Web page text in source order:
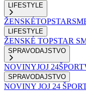
LIFESTYLE
ŽENSKÉTOPSTAR
LIFESTYLE
ŽENSKÉ TOPSTAR
SPRAVODAJSTVO
NOVINYJOJ 24ŠPORT
SPRAVODAJSTVO
NOVINY JOJ 24